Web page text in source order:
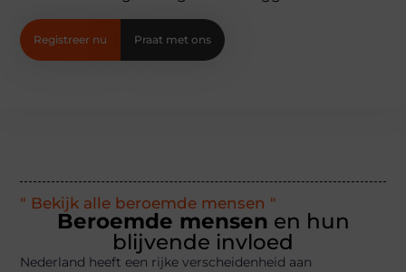
Registreer nu Praat met ons
" Bekijk alle beroemde mensen "
Beroemde mensen en hun
blijvende invloed
Nederland heeft een rijke verscheidenheid aan